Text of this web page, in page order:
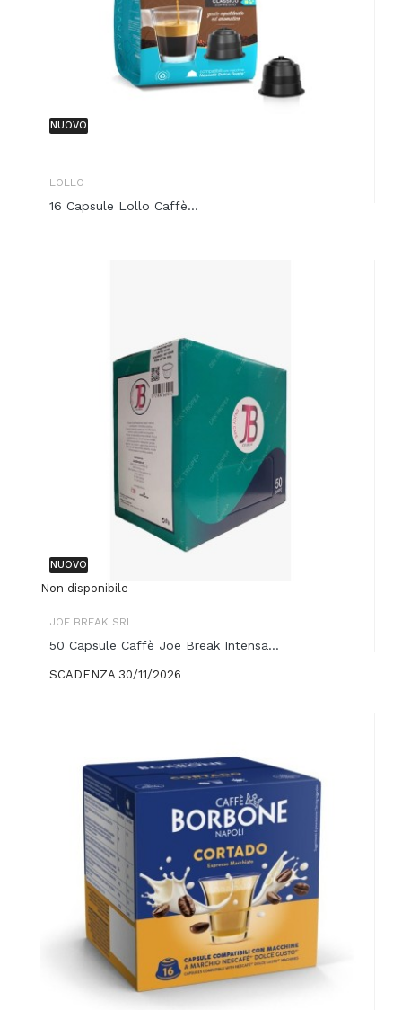
NUOVO
LOLLO
16 Capsule Lollo Caffè...
NUOVO
Non disponibile
JOE BREAK SRL
50 Capsule Caffè Joe Break Intensa...
SCADENZA 30/11/2026